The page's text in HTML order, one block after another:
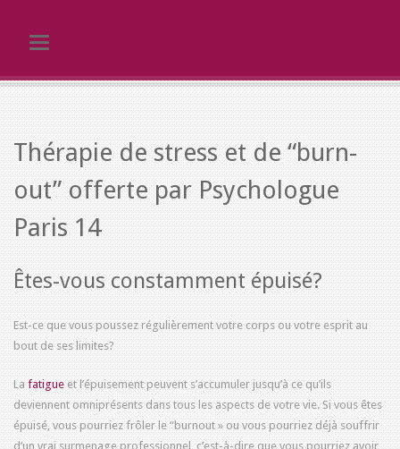
Toggle navigation
Thérapie de stress et de “burn-
out” offerte par Psychologue
Paris 14
Êtes-vous constamment épuisé?
Est-ce que vous poussez régulièrement votre corps ou votre esprit au
bout de ses limites?
La fatigue et l’épuisement peuvent s’accumuler jusqu’à ce qu’ils
deviennent omniprésents dans tous les aspects de votre vie. Si vous êtes
épuisé, vous pourriez frôler le “burnout » ou vous pourriez déjà souffrir
d’un vrai surmenage professionnel, c’est-à-dire que vous pourriez avoir